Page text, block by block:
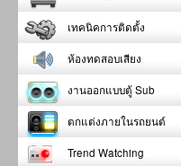
เทคนิคการติดตั้ง
ห้องทดสอบเสียง
งานออกแบบตู้ Sub
ตกแต่งภายในรถยนต์
Trend Watching